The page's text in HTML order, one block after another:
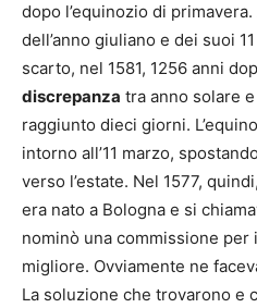
dopo l’equinozio di
dell’anno giuliano e dei suoi
scarto, nel 1581, 1256 anni
discrepanza tra anno solare
raggiunto dieci giorni.
intorno all’11 marzo,
verso l’estate. Nel 1577,
era nato a Bologna e si
nominò una commissione per
migliore. Ovviamente ne
La soluzione che trovarono e